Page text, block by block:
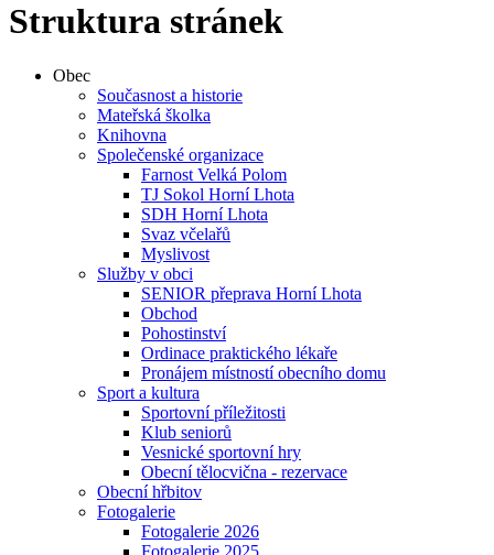
Struktura stránek
Obec
Současnost a historie
Mateřská školka
Knihovna
Společenské organizace
Farnost Velká Polom
TJ Sokol Horní Lhota
SDH Horní Lhota
Svaz včelařů
Myslivost
Služby v obci
SENIOR přeprava Horní Lhota
Obchod
Pohostinství
Ordinace praktického lékaře
Pronájem místností obecního domu
Sport a kultura
Sportovní příležitosti
Klub seniorů
Vesnické sportovní hry
Obecní tělocvična - rezervace
Obecní hřbitov
Fotogalerie
Fotogalerie 2026
Fotogalerie 2025